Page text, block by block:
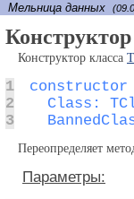
Мельница данных
Конструктор класса
1
2
3
Переопределяет
Параметры: